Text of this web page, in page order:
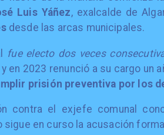
Luis Yáñez, exalcalde de
desde las arcas municipales.
fue electo dos veces
y en 2023 renunció a su cargo un
prisión preventiva por los
contra el exjefe comunal
sigue en curso la acusación